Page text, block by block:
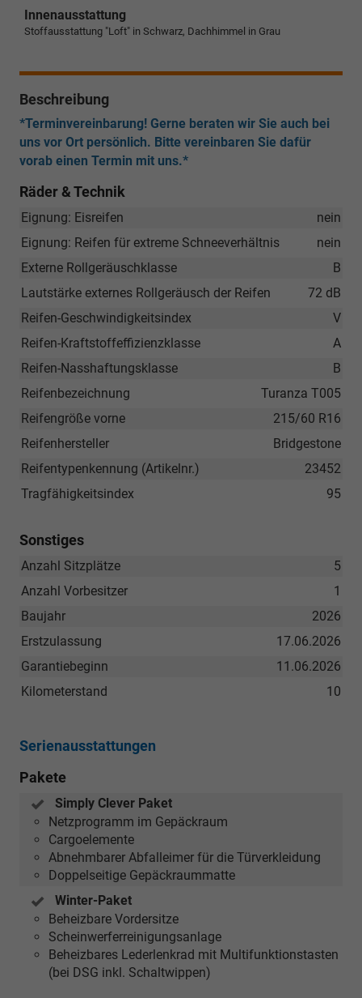
Innenausstattung
Stoffausstattung "Loft" in Schwarz, Dachhimmel in Grau
Beschreibung
*Terminvereinbarung! Gerne beraten wir Sie auch bei
uns vor Ort persönlich. Bitte vereinbaren Sie dafür
vorab einen Termin mit uns.*
Räder & Technik
nein
Eignung: Eisreifen
nein
Eignung: Reifen für extreme Schneeverhältnis
B
Externe Rollgeräuschklasse
72 dB
Lautstärke externes Rollgeräusch der Reifen
V
Reifen-Geschwindigkeitsindex
A
Reifen-Kraftstoffeffizienzklasse
B
Reifen-Nasshaftungsklasse
Turanza T005
Reifenbezeichnung
215/60 R16
Reifengröße vorne
Bridgestone
Reifenhersteller
23452
Reifentypenkennung (Artikelnr.)
95
Tragfähigkeitsindex
Sonstiges
5
Anzahl Sitzplätze
1
Anzahl Vorbesitzer
2026
Baujahr
17.06.2026
Erstzulassung
11.06.2026
Garantiebeginn
10
Kilometerstand
Serienausstattungen
Pakete
Simply Clever Paket
Netzprogramm im Gepäckraum
Cargoelemente
Abnehmbarer Abfalleimer für die Türverkleidung
Doppelseitige Gepäckraummatte
Winter-Paket
Beheizbare Vordersitze
Scheinwerferreinigungsanlage
Beheizbares Lederlenkrad mit Multifunktionstasten
(bei DSG inkl. Schaltwippen)